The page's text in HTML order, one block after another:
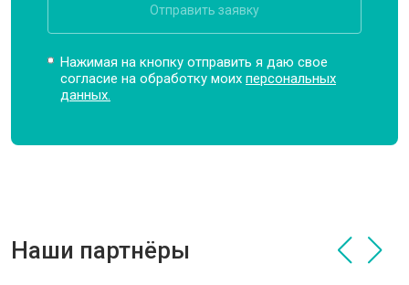
Отправить заявку
Нажимая на кнопку отправить я даю свое
согласие на обработку моихперсональных
данных.
Наши партнёры